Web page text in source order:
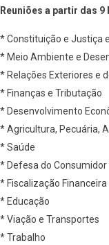
Reuniões a partir das 9
* Constituição e Justiça
* Meio Ambiente e
* Relações Exteriores e
* Finanças e Tributação
* Desenvolvimento
* Agricultura, Pecuária,
* Saúde
* Defesa do Consumidor
* Fiscalização
* Educação
* Viação e Transportes
* Trabalho